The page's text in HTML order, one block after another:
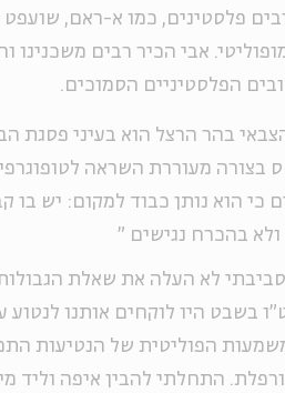
פלסטינים, כמו א-ראם, שועפט
אבי הכיר רבים משכנינו
הפלסטיניים הסמוכים.
בהר הרצל הוא בעיני פסגת
בצורה מעוררת השראה
כי הוא נותן כבוד למקום: יש בו
בהכרח נגישים "
לא העלה את שאלת
בשבט היו לוקחים אותנו לנטוע
הפוליטית של הנטיעות
התחלתי להבין איפה וליד